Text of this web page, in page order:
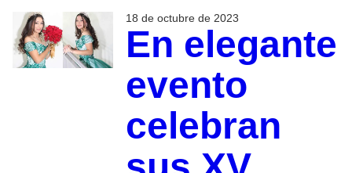
18 de octubre de 2023
En elegante
evento
celebran